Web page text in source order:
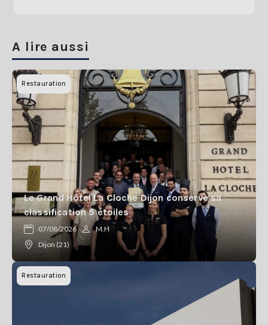
A lire aussi
Restauration
Le Grand Hôtel La Cloche Dijon conserve sa
classification 5 étoiles
07/08/2026
M.H
Dijon (21)
Restauration